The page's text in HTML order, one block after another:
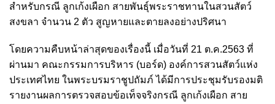
สำหรับกรณี ลูกเก้งเผือก สายพันธุ์พระราชทานในสวนสัตว์
สงขลา จำนวน 2 ตัว สูญหายและตายลงอย่างปริศนา
โดยความคืบหน้าล่าสุดของเรื่องนี้ เมื่อวันที่ 21 ต.ค.2563 ที่
ผ่านมา คณะกรรมการบริหาร (บอร์ด) องค์การสวนสัตว์แห่ง
ประเทศไทย ในพระบรมราชูปถัมภ์ ได้มีการประชุมรับรองมติ
รายงานผลการตรวจสอบข้อเท็จจริงกรณี ลูกเก้งเผือก สาย